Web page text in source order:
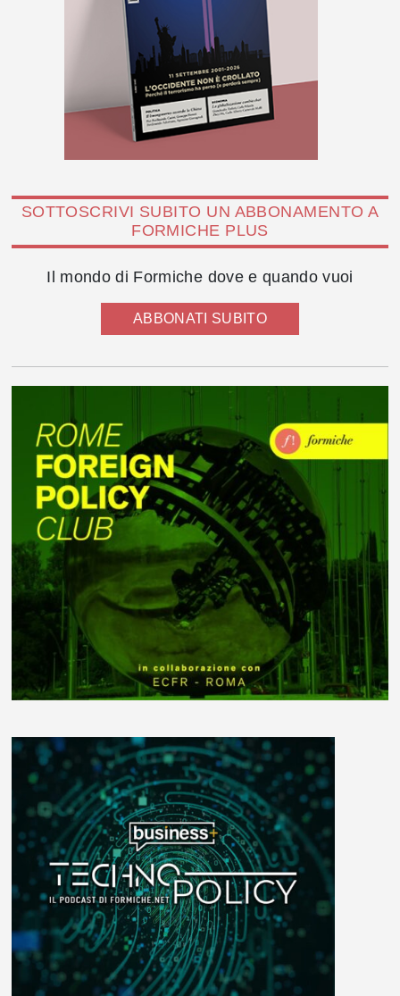
SOTTOSCRIVI SUBITO UN ABBONAMENTO A
FORMICHE PLUS
Il mondo di Formiche dove e quando vuoi
ABBONATI SUBITO